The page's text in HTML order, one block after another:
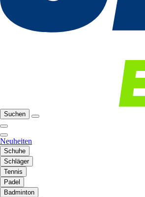
Suchen
Neuheiten
Schuhe
Schläger
Tennis
Padel
Badminton